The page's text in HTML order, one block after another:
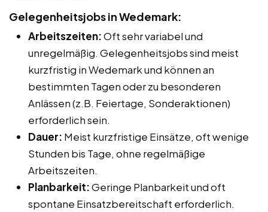
Gelegenheitsjobs in Wedemark:
Arbeitszeiten:Oft sehr variabel und
unregelmäßig. Gelegenheitsjobs sind meist
kurzfristig in Wedemark und können an
bestimmten Tagen oder zu besonderen
Anlässen (z.B. Feiertage, Sonderaktionen)
erforderlich sein.
Dauer: Meist kurzfristige Einsätze, oft wenige
Stunden bis Tage, ohne regelmäßige
Arbeitszeiten.
Planbarkeit:Geringe Planbarkeit und oft
spontane Einsatzbereitschaft erforderlich.